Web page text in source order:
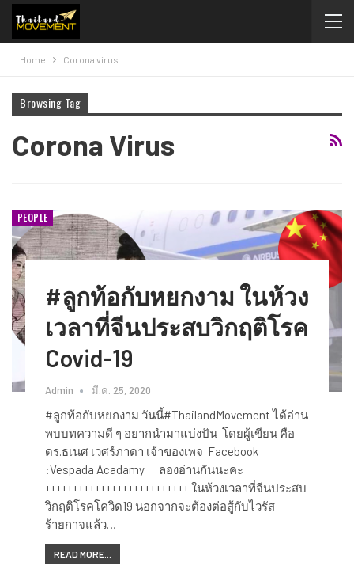
Home Corona virus
Browsing Tag
Corona Virus
PEOPLE
#ลูกท้อกับหยกงาม​ ในห้วง
เวลาที่จีนประสบวิกฤติโรค
Covid-19
Admin มี.ค. 25, 2020
#ลูกท้อกับหยกงาม วันนี้​#ThailandMovement​ ได้อ่าน
พบบทความ​ดี​ ๆ​ อยากนำมาแบ่งปัน​ โดยผู้เขียน คือ
ดร.ธเนศ เวศร์ภาดา เจ้าของเพจ Facebook
:Vespada Acadamy ลองอ่านกันนะคะ
++++++++++++++++++++++++++ ในห้วงเวลาที่จีนประสบ
วิกฤติโรคโควิด19 นอกจากจะต้องต่อสู้กับไวรัส
ร้ายกาจแล้ว…
READ MORE...